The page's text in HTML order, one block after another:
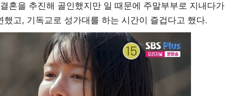
혼을 추진해 골인했지만 일 때문에 주말부부로 지내다가
고, 기독교로 성가대를 하는 시간이 즐겁다고 했다.